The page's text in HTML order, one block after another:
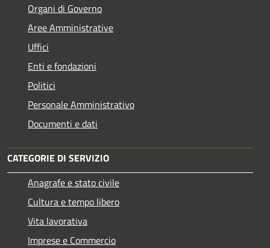
Organi di Governo
Aree Amministrative
Uffici
Enti e fondazioni
Politici
Personale Amministrativo
Documenti e dati
CATEGORIE DI SERVIZIO
Anagrafe e stato civile
Cultura e tempo libero
Vita lavorativa
Imprese e Commercio